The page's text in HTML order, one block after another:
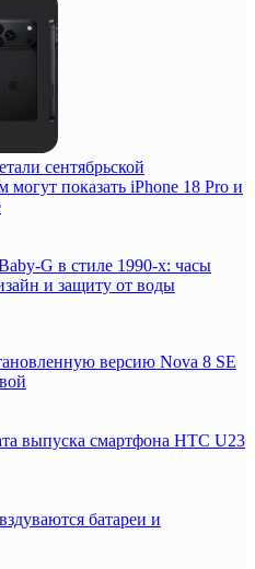
сентябрьской
могут показать iPhone 18 Pro и
G в стиле 1990-х: часы
и защиту от воды
версию Nova 8 SE
выпуска смартфона HTC U23
батареи и